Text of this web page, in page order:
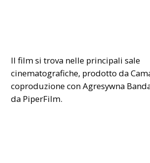
Il film si trova nelle principali sale
cinematografiche, prodotto da
coproduzione con Agresywna
da PiperFilm.